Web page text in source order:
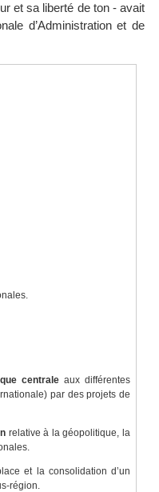
et sa liberté de ton - avait
d’Administration et de
centrale aux différentes
par des projets de
relative à la géopolitique, la
et la consolidation d’un
région.